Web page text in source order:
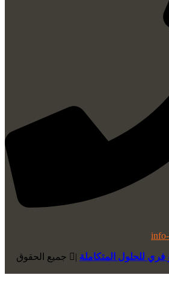
فري للحلول المتكاملة |
ﺟﻤﻴﻊ اﻟﺤﻘﻮق